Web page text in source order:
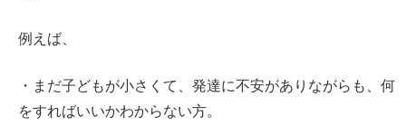
例えば、
・まだ子どもが小さくて、発達に不安がありながらも、何
をすればいいかわからない方。